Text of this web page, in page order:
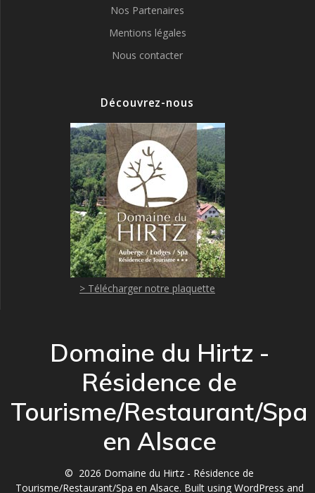
Nos Partenaires
Mentions légales
Nous contacter
Découvrez-nous
> Télécharger notre plaquette
Domaine du Hirtz -
Résidence de
Tourisme/Restaurant/Spa
en Alsace
© 2026 Domaine du Hirtz - Résidence de
Tourisme/Restaurant/Spa en Alsace. Built using WordPress and